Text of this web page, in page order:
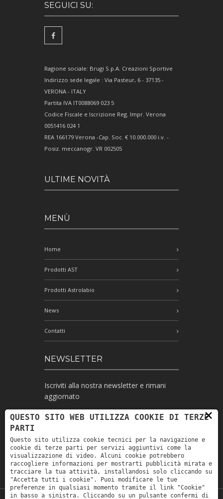
SEGUICI SU:
Ragione sociale: Brugi S.p.A. Creazioni Sportive
Indirizzo sede legale : Via Pasteur, 6 - 37135 -
VERONA - ITALY
Partita IVA IT0088069 023 5
Codice Fiscale e Iscrizione Reg. Impr. Verona
0051416 024 1
REA 166179 Verona -Cap. Soc. € 10.000.000 i.v. -
Posiz. meccanogr. VR 002505
ULTIME NOVITÀ
MENÙ
Home
Prodotti AST
Prodotti Astrolabio
News
Contatti
NEWSLETTER
Iscriviti alla nostra newsletter e rimani
aggiornato
Ho letto l'informativa e autorizzo il
trattamento dei miei dati personali per le
finalità ivi indicate *
×
QUESTO SITO WEB UTILIZZA COOKIE DI TERZE
PARTI
Questo sito utilizza cookie tecnici per la navigazione e
cookie di terze parti per servizi aggiuntivi come la
visualizzazione di video. Alcuni cookie potrebbero
raccogliere informazioni per mostrarti pubblicità mirata e
tracciare la tua attività, installandosi solo cliccando su
"Accetta tutti i cookie". Puoi modificare le tue
preferenze in qualsiasi momento tramite il link "Cookie"
in basso a sinistra. Cliccando su un pulsante confermi di